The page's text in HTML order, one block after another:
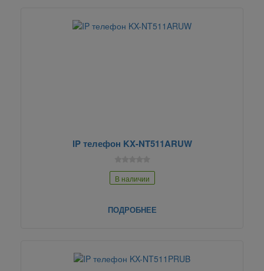
IP телефон KX-NT511ARUW
В наличии
ПОДРОБНЕЕ